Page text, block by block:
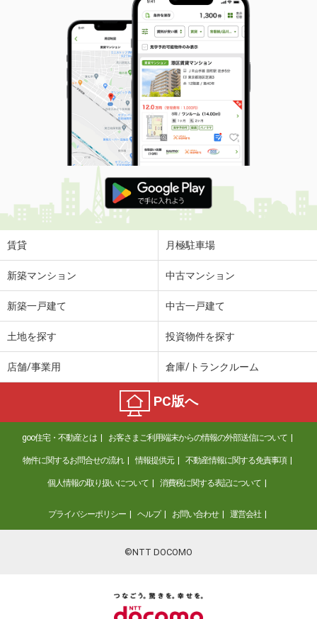
賃貸 月極駐車場
新築マンション 中古マンション
新築一戸建て 中古一戸建て
土地を探す 投資物件を探す
店舗/事業用 倉庫/トランクルーム
PC版へ
goo住宅・不動産とは お客さまご利用端末からの情報の外部送信について
物件に関するお問合せの流れ 情報提供元 不動産情報に関する免責事項
個人情報の取り扱いについて 消費税に関する表記について
プライバシーポリシー ヘルプ お問い合わせ 運営会社
©NTT DOCOMO